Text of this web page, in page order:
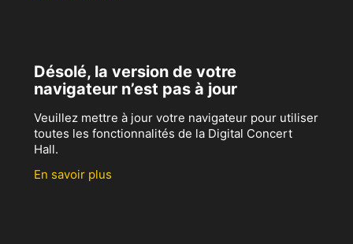
Désolé, la version de votre
navigateur n’est pas à jour
Veuillez mettre à jour votre navigateur pour utiliser
toutes les fonctionnalités de la Digital Concert
Hall.
En savoir plus